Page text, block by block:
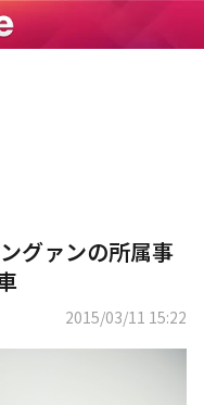
グァンの所属事
2015/03/11 15:22